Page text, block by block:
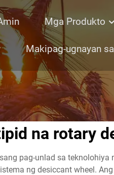
Mga Produkto
Makipag-ugnayan
na rotary
pag-unlad sa
ng desiccant wheel.